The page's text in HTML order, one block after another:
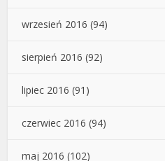
wrzesień 2016 (94)
sierpień 2016 (92)
lipiec 2016 (91)
czerwiec 2016 (94)
maj 2016 (102)